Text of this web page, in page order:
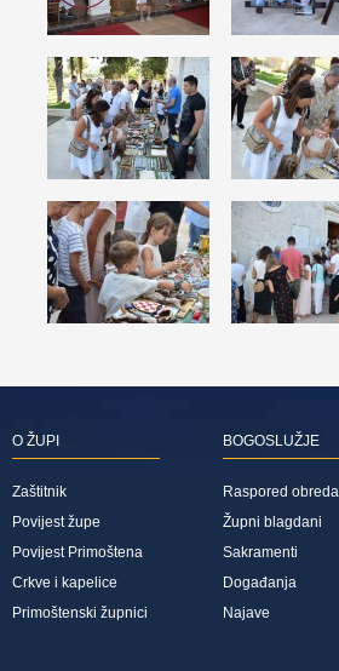
O ŽUPI
Zaštitnik
Povijest župe
Povijest Primoštena
Crkve i kapelice
Primoštenski župnici
BOGOSLUŽJE
Raspored obreda
Župni blagdani
Sakramenti
Događanja
Najave